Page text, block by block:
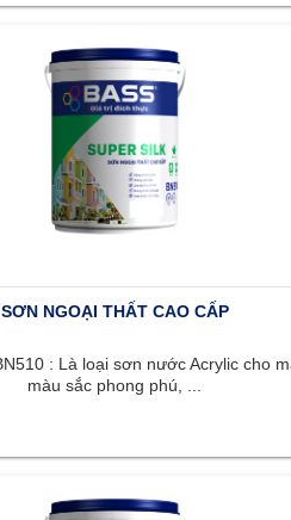
SƠN NGOẠI THẤT CAO CẤP
: Là loại sơn nước Acrylic cho
màu sắc phong phú, ...